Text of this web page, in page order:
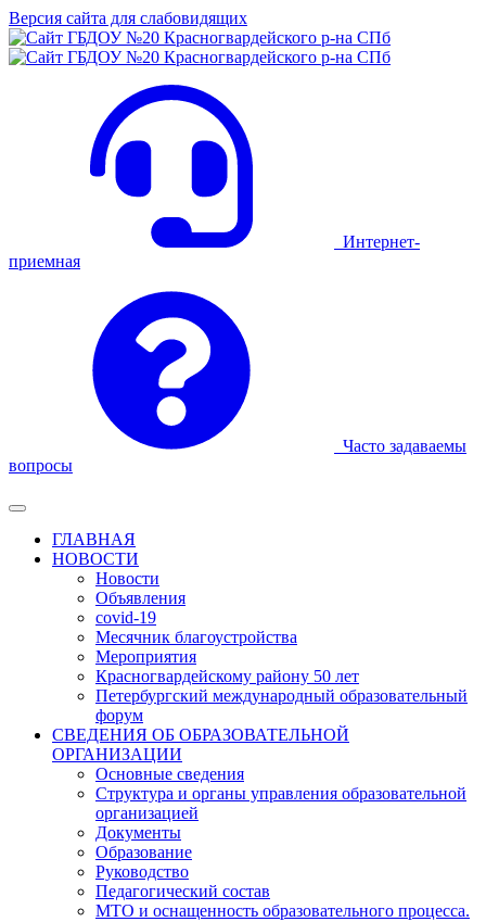
Версия сайта для слабовидящих
Интернет-
приемная
Часто задаваемы
вопросы
ГЛАВНАЯ
НОВОСТИ
Новости
Объявления
covid-19
Месячник благоустройства
Мероприятия
Красногвардейскому району 50 лет
Петербургский международный образовательный
форум
СВЕДЕНИЯ ОБ ОБРАЗОВАТЕЛЬНОЙ
ОРГАНИЗАЦИИ
Основные сведения
Структура и органы управления образовательной
организацией
Документы
Образование
Руководство
Педагогический состав
МТО и оснащенность образовательного процесса.